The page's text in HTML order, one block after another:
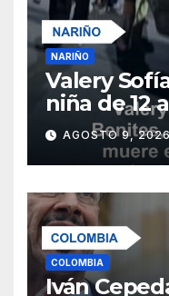
NARIÑO
Valery
niña de 12
accidente
Unión
AGOSTO 9,
COLOMBIA
Iván